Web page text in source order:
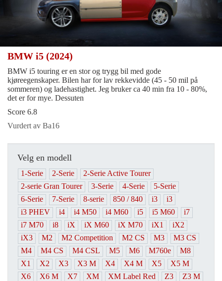
BMW i5 (2024)
BMW i5 touring er en stor og trygg bil med gode
kjøreegenskaper. Bilen har for lav rekkevidde (45 - 50 mil på
sommeren) og ladehastighet. Jeg bruker ca 40 min fra 10 - 80%,
det er for mye. Dessuten
Score 6.8
Vurdert av Ba16
Velg en modell
1-Serie 2-Serie
2-Serie Active Tourer
2-serie Gran Tourer
3-Serie 4-Serie
5-Serie
6-Serie
7-Serie 8-serie 850 / 840 i3
i3
i3 PHEV
i4 i4 M50 i4 M60 i5 i5 M60
i7
i7 M70
i8 iX iX M60 iX M70 iX1
iX2
iX3
M2 M2 Competition M2 CS M3
M3 CS
M4
M4 CS M4 CSL M5 M6 M760e
M8
X1
X2 X3 X3 M X4 X4 M X5
X5 M
X6
X6 M X7 XM XM Label Red Z3
Z3 M